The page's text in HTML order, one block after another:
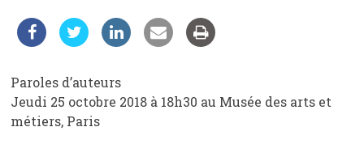
Paroles d’auteurs
Jeudi 25 octobre 2018 à 18h30 au Musée des arts et
métiers, Paris